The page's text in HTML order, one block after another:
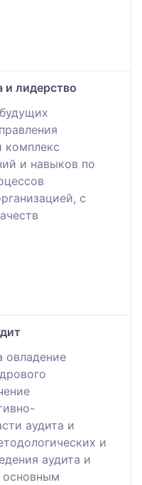
и лидерство
комплекс
и навыков по
с
овладение
аудита и
и
аудита и
основным